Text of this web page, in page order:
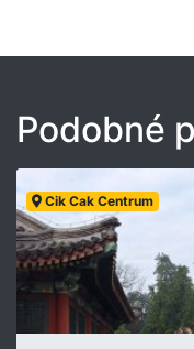
Podobné
Cik Cak Centrum